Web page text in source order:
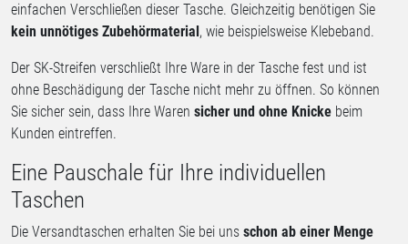
einfachen Verschließen dieser Tasche. Gleichzeitig benötigen Sie
kein unnötiges Zubehörmaterial , wie beispielsweise Klebeband.
Der SK-Streifen verschließt Ihre Ware in der Tasche fest und ist
ohne Beschädigung der Tasche nicht mehr zu öffnen. So können
Sie sicher sein, dass Ihre Waren sicher und ohne Knicke beim
Kunden eintreffen.
Eine Pauschale für Ihre individuellen
Taschen
Die Versandtaschen erhalten Sie bei uns schon ab einer Menge